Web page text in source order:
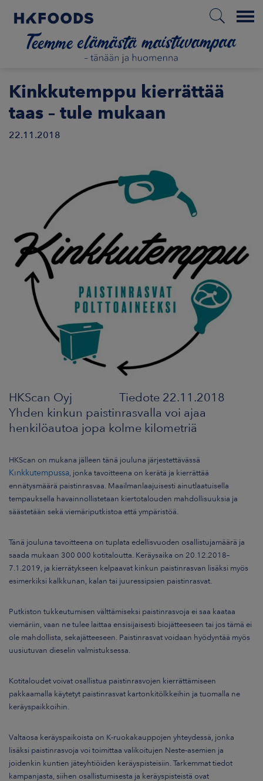
Menu
ETUSIVU
UUTISHUONE
Kinkkutemppu kierrättää
taas – tule mukaan
22.11.2018
HKScan Oyj Tiedote 22.11.2018
Yhden kinkun paistinrasvalla voi ajaa
henkilöautoa jopa kolme kilometriä
HKScan on mukana jälleen tänä jouluna järjestettävässä
Kinkkutempussa , jonka tavoitteena on kerätä ja kierrättää
ennätysmäärä paistinrasvaa. Maailmanlaajuisesti ainutlaatuisella
tempauksella havainnollistetaan kiertotalouden mahdollisuuksia ja
säästetään sekä viemäriputkistoa että ympäristöä.
Tänä jouluna tavoitteena on tuplata edellisvuoden osallistujamäärä ja
saada mukaan 300 000 kotitaloutta. Keräysaika on 20.12.2018–
7.1.2019, ja kierrätykseen kelpaavat kinkun paistinrasvan lisäksi myös
esimerkiksi kalkkunan, kalan tai juuressipsien paistinrasvat.
Putkiston tukkeutumisen välttämiseksi paistinrasvoja ei saa kaataa
viemäriin, vaan ne tulee laittaa ensisijaisesti biojätteeseen tai jos tämä ei
ole mahdollista, sekajätteeseen. Paistinrasvat voidaan hyödyntää myös
uusiutuvan dieselin valmistuksessa.
Kotitaloudet voivat osallistua paistinrasvojen kierrättämiseen
pakkaamalla käytetyt paistinrasvat kartonkitölkkeihin ja tuomalla ne
keräyspaikkoihin.
Valtaosa keräyspaikoista on K-ruokakauppojen yhteydessä, jonka
lisäksi paistinrasvoja voi toimittaa valikoitujen Neste-asemien ja
joidenkin kuntien jäteyhtiöiden keräyspisteisiin. Tarkemmat tiedot
kampanjasta, siihen osallistumisesta ja keräyspisteistä ovat